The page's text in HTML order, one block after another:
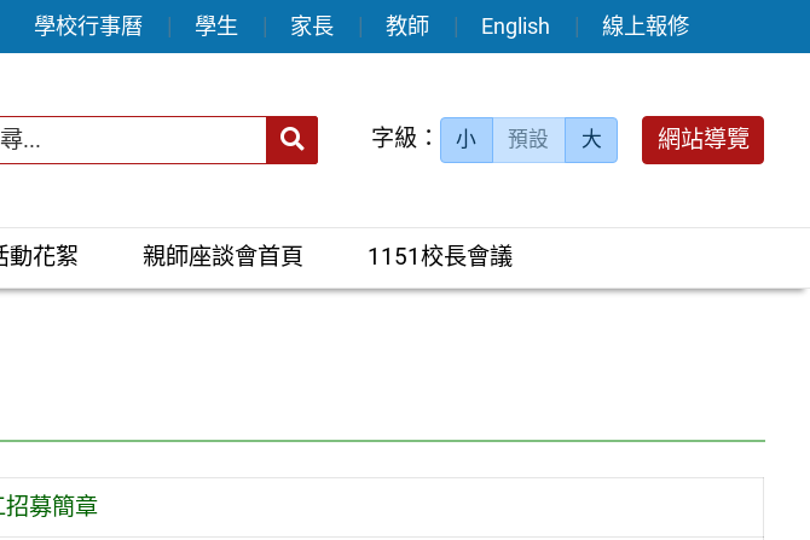
學校行事曆 學生 家長 教師 English 線上報修
送出 字級： 小 預設 大 網站導覽
動花絮 親師座談會首頁 1151校長會議
募簡章